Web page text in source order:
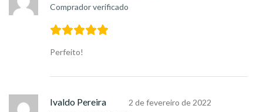
Comprador verificado
Perfeito!
Ivaldo Pereira 2 de fevereiro de 2022